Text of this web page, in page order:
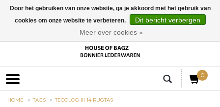
0
HOME TAGS TECOLOG III 14 RUGTAS
Door het gebruiken van onze website, ga je akkoord met het gebruik van
cookies om onze website te verbeteren.
Dit bericht verbergen
Meer over cookies »